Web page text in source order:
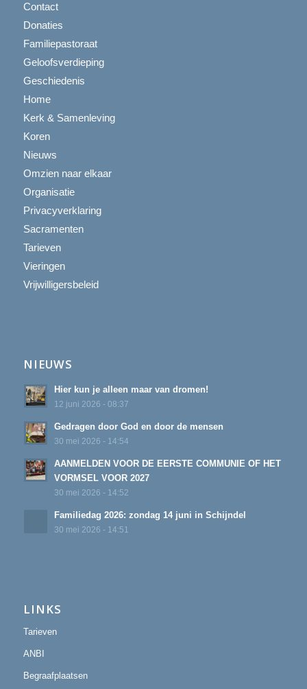
Contact
Donaties
Familiepastoraat
Geloofsverdieping
Geschiedenis
Home
Kerk & Samenleving
Koren
Nieuws
Omzien naar elkaar
Organisatie
Privacyverklaring
Sacramenten
Tarieven
Vieringen
Vrijwilligersbeleid
NIEUWS
Hier kun je alleen maar van dromen!
12 juni 2026 - 08:37
Gedragen door God en door de mensen
30 mei 2026 - 14:54
AANMELDEN VOOR DE EERSTE COMMUNIE OF HET
VORMSEL VOOR 2027
30 mei 2026 - 14:52
Familiedag 2026: zondag 14 juni in Schijndel
30 mei 2026 - 14:51
LINKS
Tarieven
ANBI
Begraafplaatsen